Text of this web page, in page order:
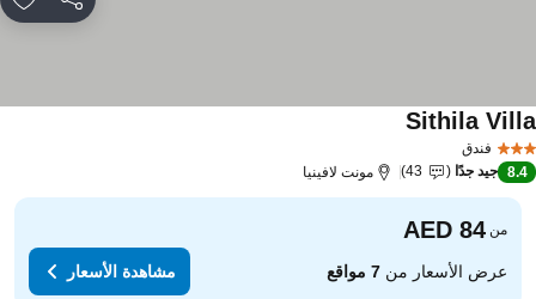
مشاركة
فندق
Sithilaمشاهدة الأسعار
8.4 جيد جدًا 43 مونت لافينيا
من
عرض الأسعار من7 مواقع مشاهدة الأسعار